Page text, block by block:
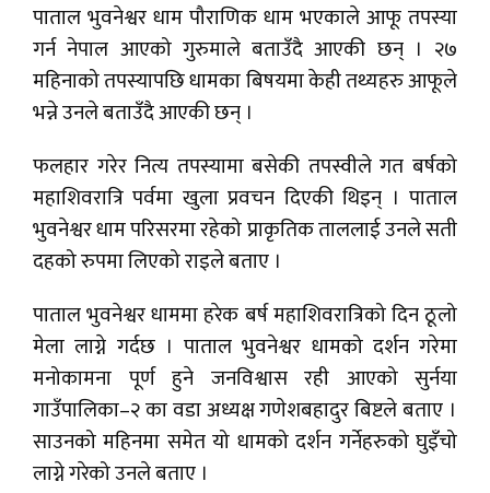
पाताल भुवनेश्वर धाम पौराणिक धाम भएकाले आफू तपस्या
गर्न नेपाल आएको गुरुमाले बताउँदै आएकी छन् । २७
महिनाको तपस्यापछि धामका बिषयमा केही तथ्यहरु आफूले
भन्ने उनले बताउँदै आएकी छन् ।
फलहार गरेर नित्य तपस्यामा बसेकी तपस्वीले गत बर्षको
महाशिवरात्रि पर्वमा खुला प्रवचन दिएकी थिइन् । पाताल
भुवनेश्वर धाम परिसरमा रहेको प्राकृतिक ताललाई उनले सती
दहको रुपमा लिएको राइले बताए ।
पाताल भुवनेश्वर धाममा हरेक बर्ष महाशिवरात्रिको दिन ठूलो
मेला लाग्ने गर्दछ । पाताल भुवनेश्वर धामको दर्शन गरेमा
मनोकामना पूर्ण हुने जनविश्वास रही आएको सुर्नया
गाउँपालिका–२ का वडा अध्यक्ष गणेशबहादुर बिष्टले बताए ।
साउनको महिनमा समेत यो धामको दर्शन गर्नेहरुको घुइँचो
लाग्ने गरेको उनले बताए ।